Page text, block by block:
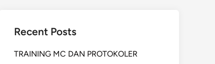
Recent Posts
TRAINING MC DAN PROTOKOLER